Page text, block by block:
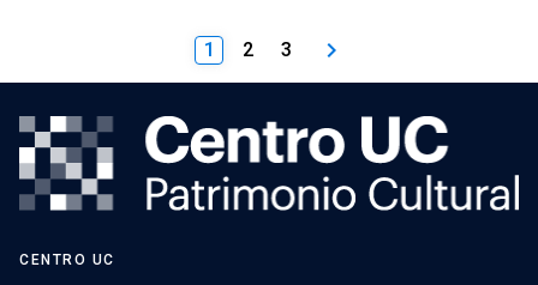
1 2 3 keyboard_arrow_right
CENTRO UC